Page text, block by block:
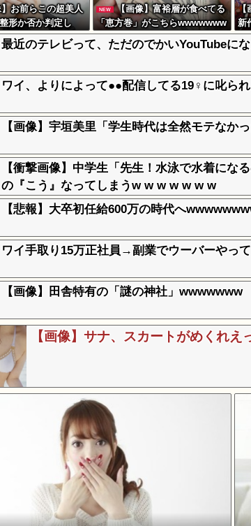
お前らこの超美人
形か否か判定し
がこちらw w w w
w
NEW
【画像】富裕層が食べてる
「恵方巻」がこちらwwwwwww
wwwwww
【
新
て
最近のテレビって、ただのでかいYouTubeに
ワイ、よりによって●●配信してる19♀に叱ら
【画像】宇垣美里「学生時代は全然モテな
【衝撃画像】中学生「先生！水泳で水着に
の『こう』なってしまうw w w w w w w
【悲報】大卒初任給600万の時代へ
ワイ手取り15万正社員→副業でウーバーやっ
【画像】田舎特有の「謎の神社」wwwwwww
【画像】サナ、スカートがめくれ